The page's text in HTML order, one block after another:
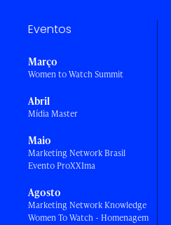
Eventos
Março
Women to Watch Summit
Abril
Mídia Master
Maio
Marketing Network Brasil
Evento ProXXIma
Agosto
Marketing Network Knowledge
Women To Watch - Homenagem